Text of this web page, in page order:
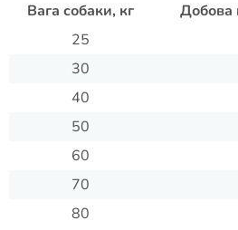
Вага собаки, кг
Добова
25
30
40
50
60
70
80